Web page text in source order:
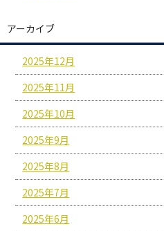
アーカイブ
2025年12月
2025年11月
2025年10月
2025年9月
2025年8月
2025年7月
2025年6月